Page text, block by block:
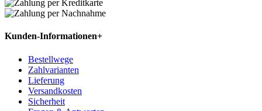
Kunden-Informationen+
Bestellwege
Zahlvarianten
Lieferung
Versandkosten
Sicherheit